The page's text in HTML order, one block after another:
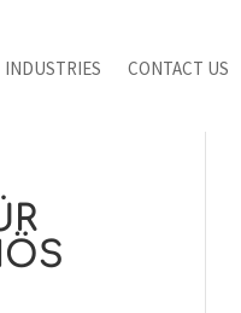
INDUSTRIES CONTACT US